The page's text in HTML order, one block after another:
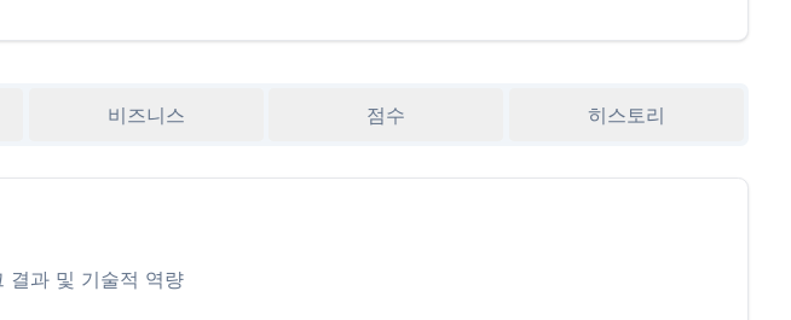
비즈니스 점수 히스토리
결과 및 기술적 역량